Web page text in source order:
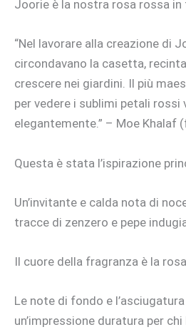
Joorie è la nostra rosa rossa
“Nel lavorare alla creazione di
circondavano la casetta,
crescere nei giardini. Il più
per vedere i sublimi petali
elegantemente.” – Moe Khalaf
Questa è stata l’ispirazione
Un’invitante e calda nota di
tracce di zenzero e pepe
Il cuore della fragranza è la
Le note di fondo e
un’impressione duratura per